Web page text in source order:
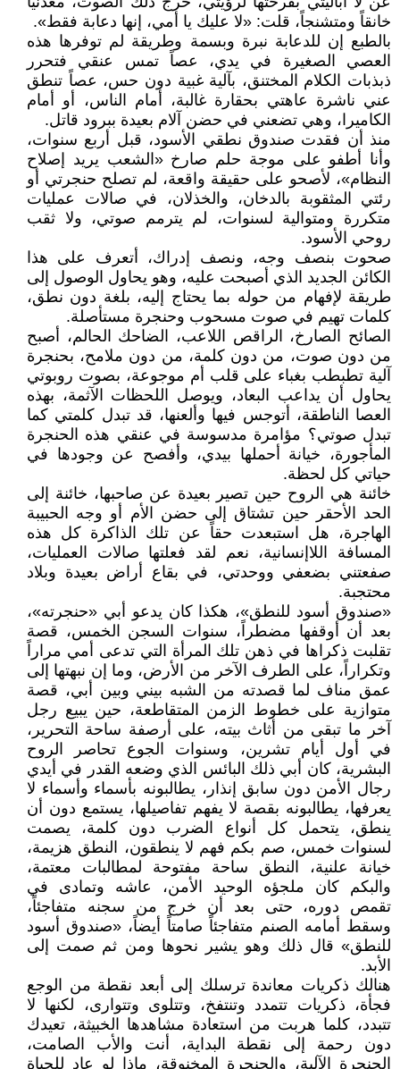
خانقاً ومتشنجاً، قلت: «لا عليك يا أمي، إنها دعابة فقط».
بالطبع إن للدعابة نبرة وبسمة وطريقة لم توفرها هذه
العصي الصغيرة في يدي، عصاً تمس عنقي فتحرر
ذبذبات الكلام المختنق، بآلية غبية دون حس، عصاً تنطق
عني ناشرة عاهتي بحقارة غالبة، أمام الناس، أو أمام
الكاميرا، وهي تضعني في حضن آلام بعيدة ببرود قاتل.
منذ أن فقدت صندوق نطقي الأسود، قبل أربع سنوات،
وأنا أطفو على موجة حلم صارخ «الشعب يريد إصلاح
النظام»، لأصحو على حقيقة واقعة، لم تصلح حنجرتي أو
رئتي المثقوبة بالدخان، والخذلان، في صالات عمليات
متكررة ومتوالية لسنوات، لم يترمم صوتي، ولا ثقب
روحي الأسود.
صحوت بنصف وجه، ونصف إدراك، أتعرف على هذا
الكائن الجديد الذي أصبحت عليه، وهو يحاول الوصول إلى
طريقة لإفهام من حوله بما يحتاج إليه، بلغة دون نطق،
كلمات تهيم في صوت مسحوب وحنجرة مستأصلة.
الصائح الصارخ، الراقص اللاعب، الضاحك الحالم، أصبح
من دون صوت، من دون كلمة، من دون ملامح، بحنجرة
آلية تطبطب بغباء على قلب أم موجوعة، بصوت روبوتي
يحاول أن يداعب البعاد، ويوصل اللحظات الآثمة، بهذه
العصا الناطقة، أتوجس فيها وألعنها، قد تبدل كلمتي كما
تبدل صوتي؟ مؤامرة مدسوسة في عنقي هذه الحنجرة
المأجورة، خيانة أحملها بيدي، وأفصح عن وجودها في
حياتي كل لحظة.
خائنة هي الروح حين تصير بعيدة عن صاحبها، خائنة إلى
الحد الأحقر حين تشتاق إلى حضن الأم أو وجه الحبيبة
الهاجرة، هل استبعدت حقاً عن تلك الذاكرة كل هذه
المسافة اللاإنسانية، نعم لقد فعلتها صالات العمليات،
صفعتني بضعفي ووحدتي، في بقاع أراض بعيدة وبلاد
محتجبة.
«صندوق أسود للنطق»، هكذا كان يدعو أبي «حنجرته»،
بعد أن أوقفها مضطراً، سنوات السجن الخمس، قصة
تقلبت ذكراها في ذهن تلك المرأة التي تدعى أمي مراراً
وتكراراً، على الطرف الآخر من الأرض، وما إن نبهتها إلى
عمق مناف لما قصدته من الشبه بيني وبين أبي، قصة
متوازية على خطوط الزمن المتقاطعة، حين يبيع رجل
آخر ما تبقى من أثاث بيته، على أرصفة ساحة التحرير،
في أول أيام تشرين، وسنوات الجوع تحاصر الروح
البشرية، كان أبي ذلك البائس الذي وضعه القدر في أيدي
رجال الأمن دون سابق إنذار، يطالبونه بأسماء وأسماء لا
يعرفها، يطالبونه بقصة لا يفهم تفاصيلها، يستمع دون أن
ينطق، يتحمل كل أنواع الضرب دون كلمة، يصمت
لسنوات خمس، صم بكم فهم لا ينطقون، النطق هزيمة،
خيانة علنية، النطق ساحة مفتوحة لمطالبات معتمة،
والبكم كان ملجؤه الوحيد الأمن، عاشه وتمادى في
تقمص دوره، حتى بعد أن خرج من سجنه متفاجئاً،
وسقط أمامه الصنم متفاجئاً صامتاً أيضاً، «صندوق أسود
للنطق» قال ذلك وهو يشير نحوها ومن ثم صمت إلى
الأبد.
هنالك ذكريات معاندة ترسلك إلى أبعد نقطة من الوجع
فجأة، ذكريات تتمدد وتنتفخ، وتتلوى وتتوارى، لكنها لا
تتبدد، كلما هربت من استعادة مشاهدها الخبيثة، تعيدك
دون رحمة إلى نقطة البداية، أنت والأب الصامت،
الحنجرة الآلية، والحنجرة المخنوقة، ماذا لو عاد للحياة